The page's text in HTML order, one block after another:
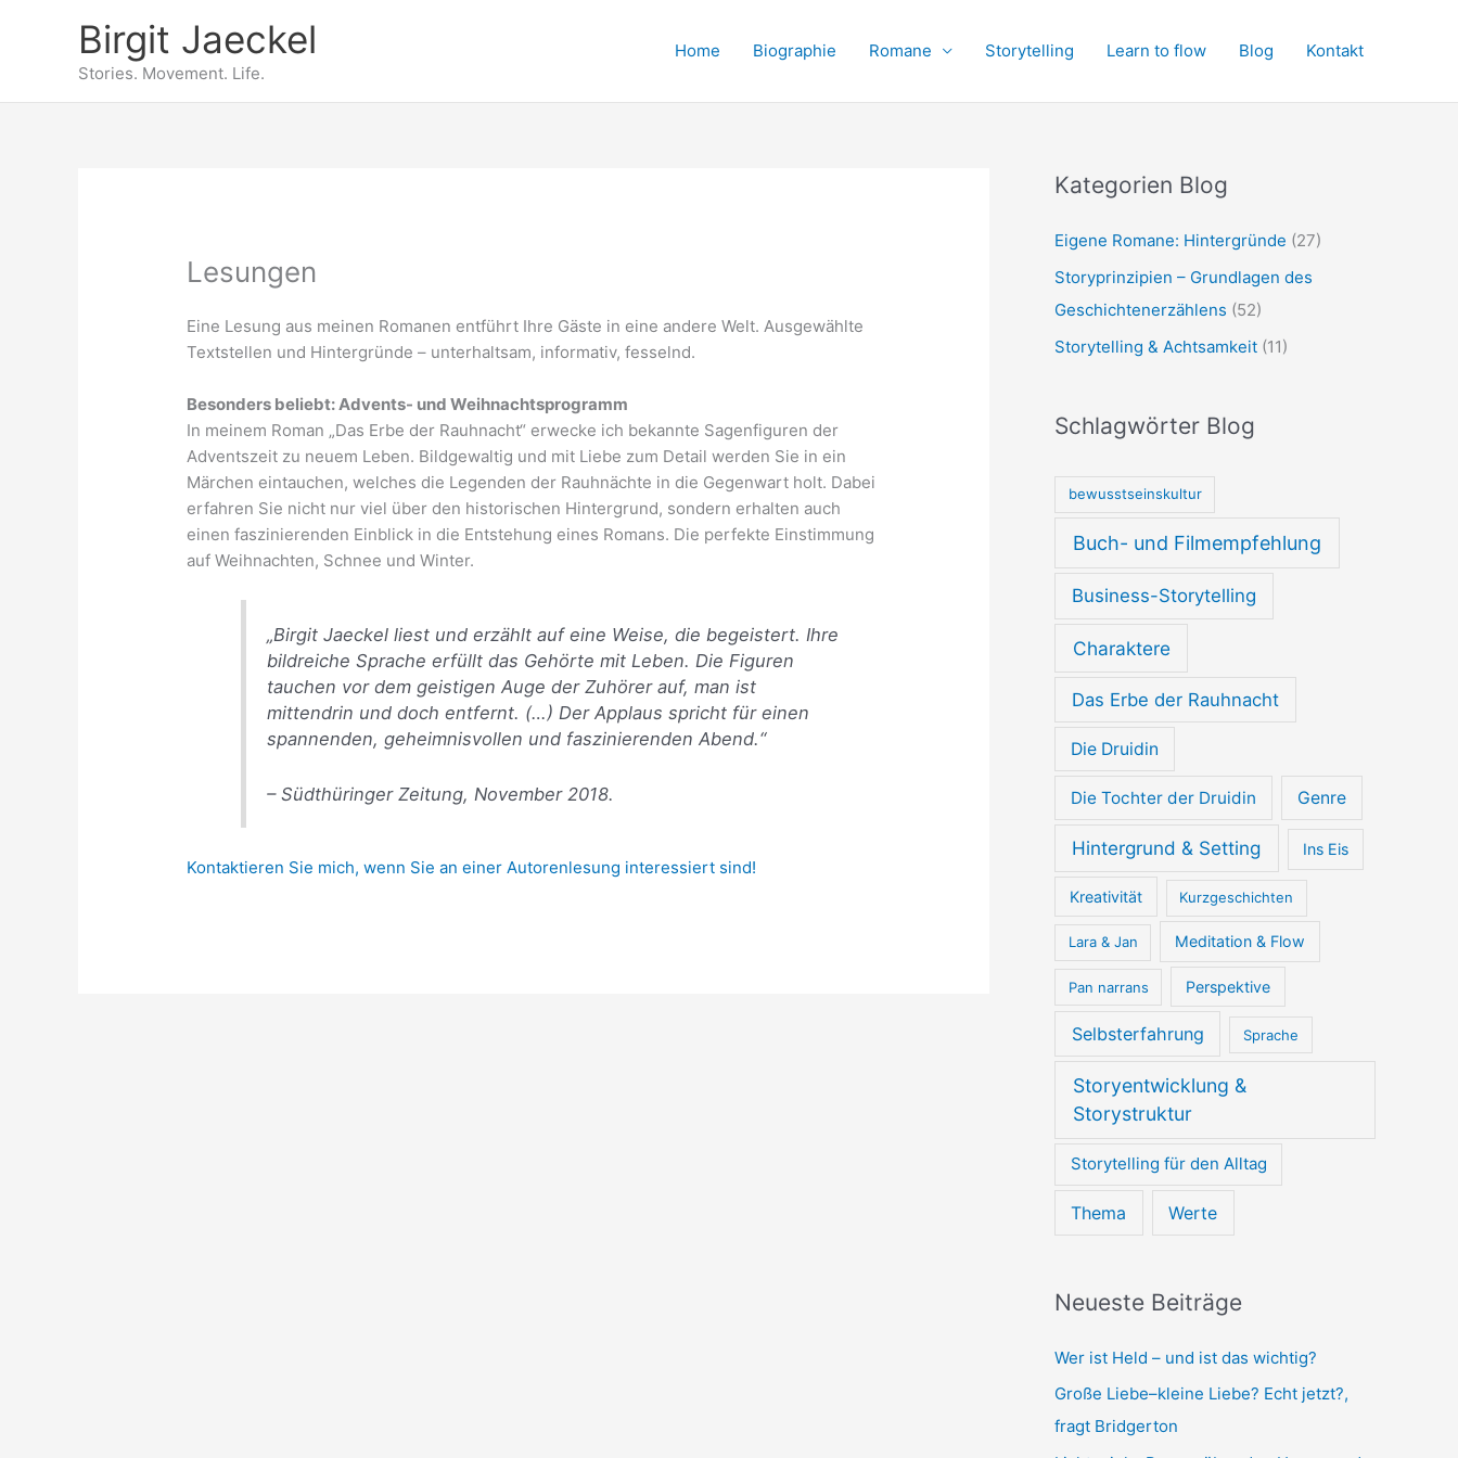
Birgit Jaeckel
Stories. Movement. Life.
Home Biographie Romane Storytelling Learn to flow Blog Kontakt
Lesungen
Eine Lesung aus meinen Romanen entführt Ihre Gäste in eine andere Welt. Ausgewählte
Textstellen und Hintergründe – unterhaltsam, informativ, fesselnd.
Besonders beliebt: Advents- und Weihnachtsprogramm
In meinem Roman „Das Erbe der Rauhnacht“ erwecke ich bekannte Sagenfiguren der
Adventszeit zu neuem Leben. Bildgewaltig und mit Liebe zum Detail werden Sie in ein
Märchen eintauchen, welches die Legenden der Rauhnächte in die Gegenwart holt. Dabei
erfahren Sie nicht nur viel über den historischen Hintergrund, sondern erhalten auch
einen faszinierenden Einblick in die Entstehung eines Romans. Die perfekte Einstimmung
auf Weihnachten, Schnee und Winter.
„Birgit Jaeckel liest und erzählt auf eine Weise, die begeistert. Ihre
bildreiche Sprache erfüllt das Gehörte mit Leben. Die Figuren
tauchen vor dem geistigen Auge der Zuhörer auf, man ist
mittendrin und doch entfernt. (…) Der Applaus spricht für einen
spannenden, geheimnisvollen und faszinierenden Abend.“
– Südthüringer Zeitung, November 2018.
Kontaktieren Sie mich, wenn Sie an einer Autorenlesung interessiert sind!
Kategorien Blog
Eigene Romane: Hintergründe (27)
Storyprinzipien – Grundlagen des
Geschichtenerzählens (52)
Storytelling & Achtsamkeit (11)
Schlagwörter Blog
bewusstseinskultur
Buch- und Filmempfehlung
Business-Storytelling
Charaktere
Das Erbe der Rauhnacht
Die Druidin
Die Tochter der Druidin Genre
Hintergrund & Setting Ins Eis
Kreativität Kurzgeschichten
Lara & Jan Meditation & Flow
Pan narrans Perspektive
Selbsterfahrung Sprache
Storyentwicklung &
Storystruktur
Storytelling für den Alltag
Thema Werte
Neueste Beiträge
Wer ist Held – und ist das wichtig?
Große Liebe–kleine Liebe? Echt jetzt?,
fragt Bridgerton